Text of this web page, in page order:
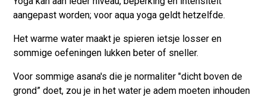
aangepast worden; voor aqua yoga geldt hetzelfde.
Het warme water maakt je spieren ietsje losseren
sommige oefeningen lukken beter of sneller.
Voor sommige asana's die je normaliter "dicht boven de
grond” doet, zou je in het water je adem moeten inhouden